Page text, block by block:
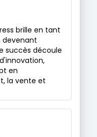
brille en tant
devenant
succès découle
en
la vente et